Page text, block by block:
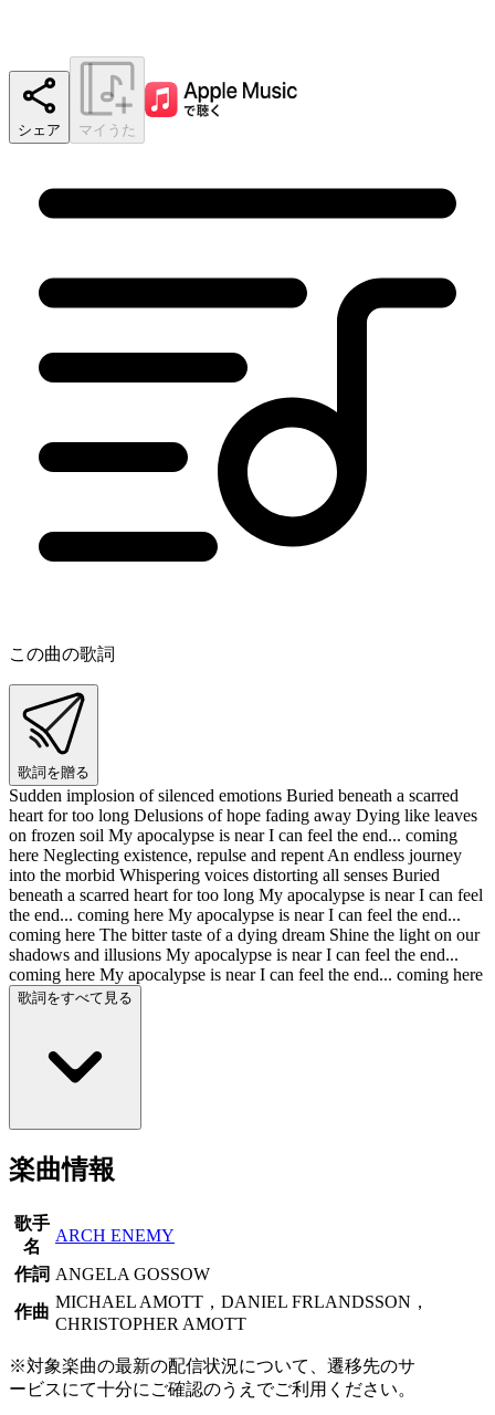
シェア マイうた
この曲の歌詞
歌詞を贈る
Sudden implosion of silenced emotions Buried beneath a scarred
heart for too long Delusions of hope fading away Dying like leaves
on frozen soil My apocalypse is near I can feel the end... coming
here Neglecting existence, repulse and repent An endless journey
into the morbid Whispering voices distorting all senses Buried
beneath a scarred heart for too long My apocalypse is near I can feel
the end... coming here My apocalypse is near I can feel the end...
coming here The bitter taste of a dying dream Shine the light on our
shadows and illusions My apocalypse is near I can feel the end...
coming here My apocalypse is near I can feel the end... coming here
歌詞をすべて見る
楽曲情報
歌手
名
ARCH ENEMY
作詞 ANGELA GOSSOW
作曲
MICHAEL AMOTT，DANIEL FRLANDSSON，
CHRISTOPHER AMOTT
※対象楽曲の最新の配信状況について、遷移先のサ
ービスにて十分にご確認のうえでご利用ください。